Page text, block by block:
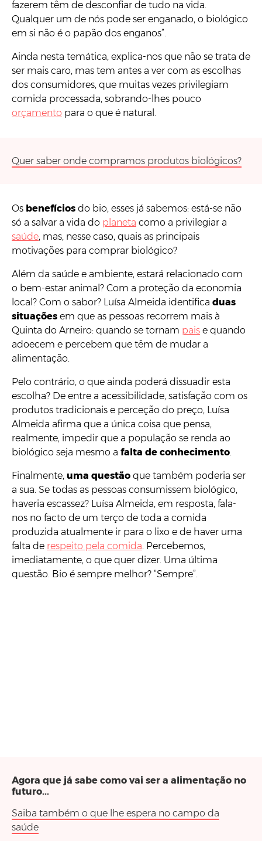
fazerem têm de desconfiar de tudo na vida.
Qualquer um de nós pode ser enganado, o biológico
em si não é o papão dos enganos”.
Ainda nesta temática, explica-nos que não se trata de
ser mais caro, mas tem antes a ver com as escolhas
dos consumidores, que muitas vezes privilegiam
comida processada, sobrando-lhes pouco
orçamento para o que é natural.
Quer saber onde compramos produtos biológicos?
Os benefícios do bio, esses já sabemos: está-se não
só a salvar a vida do planeta como a privilegiar a
saúde, mas, nesse caso, quais as principais
motivações para comprar biológico?
Além da saúde e ambiente, estará relacionado com
o bem-estar animal? Com a proteção da economia
local? Com o sabor? Luísa Almeida identifica duas
situações em que as pessoas recorrem mais à
Quinta do Arneiro: quando se tornam pais e quando
adoecem e percebem que têm de mudar a
alimentação.
Pelo contrário, o que ainda poderá dissuadir esta
escolha? De entre a acessibilidade, satisfação com os
produtos tradicionais e perceção do preço, Luísa
Almeida afirma que a única coisa que pensa,
realmente, impedir que a população se renda ao
biológico seja mesmo a falta de conhecimento
Finalmente, uma questão que também poderia ser
a sua. Se todas as pessoas consumissem biológico,
haveria escassez? Luísa Almeida, em resposta, fala-
nos no facto de um terço de toda a comida
produzida atualmente ir para o lixo e de haver uma
falta de respeito pela comida . Percebemos,
imediatamente, o que quer dizer. Uma última
questão. Bio é sempre melhor? “Sempre”.
Agora que já sabe como vai ser a alimentação no
futuro...
Saiba também o que lhe espera no campo da
saúde